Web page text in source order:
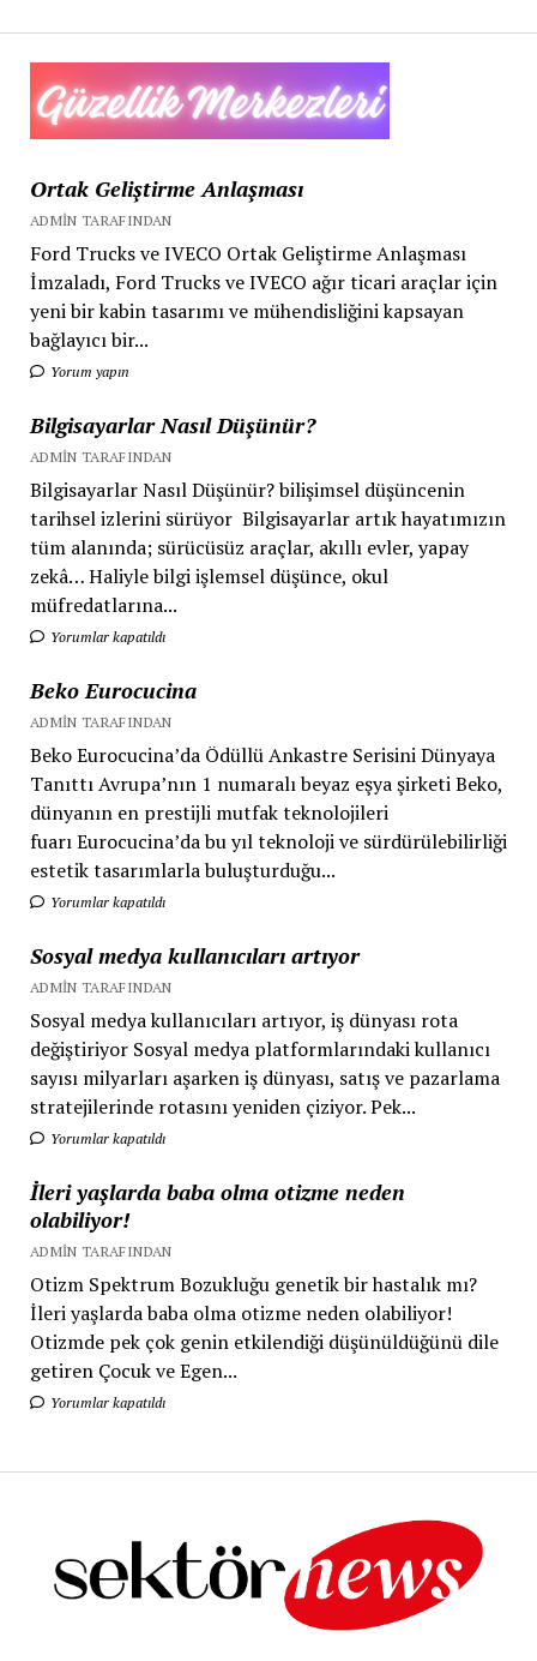
Ortak Geliştirme Anlaşması
ADMIN TARAFINDAN
Ford Trucks ve IVECO Ortak Geliştirme Anlaşması
İmzaladı, Ford Trucks ve IVECO ağır ticari araçlar için
yeni bir kabin tasarımı ve mühendisliğini kapsayan
bağlayıcı bir...
Yorum yapın
Bilgisayarlar Nasıl Düşünür?
ADMIN TARAFINDAN
Bilgisayarlar Nasıl Düşünür? bilişimsel düşüncenin
tarihsel izlerini sürüyor Bilgisayarlar artık hayatımızın
tüm alanında; sürücüsüz araçlar, akıllı evler, yapay
zekâ… Haliyle bilgi işlemsel düşünce, okul
müfredatlarına...
Yorumlar kapatıldı
Beko Eurocucina
ADMIN TARAFINDAN
Beko Eurocucina’da Ödüllü Ankastre Serisini Dünyaya
Tanıttı Avrupa’nın 1 numaralı beyaz eşya şirketi Beko,
dünyanın en prestijli mutfak teknolojileri
fuarı Eurocucina’da bu yıl teknoloji ve sürdürülebilirliği
estetik tasarımlarla buluşturduğu...
Yorumlar kapatıldı
Sosyal medya kullanıcıları artıyor
ADMIN TARAFINDAN
Sosyal medya kullanıcıları artıyor, iş dünyası rota
değiştiriyor Sosyal medya platformlarındaki kullanıcı
sayısı milyarları aşarken iş dünyası, satış ve pazarlama
stratejilerinde rotasını yeniden çiziyor. Pek...
Yorumlar kapatıldı
İleri yaşlarda baba olma otizme neden
olabiliyor!
ADMIN TARAFINDAN
Otizm Spektrum Bozukluğu genetik bir hastalık mı?
İleri yaşlarda baba olma otizme neden olabiliyor!
Otizmde pek çok genin etkilendiği düşünüldüğünü dile
getiren Çocuk ve Egen...
Yorumlar kapatıldı
Pazarlama
ve
Büyüme
Direktörü